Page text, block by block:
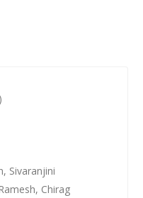
Sivaranjini
Chirag